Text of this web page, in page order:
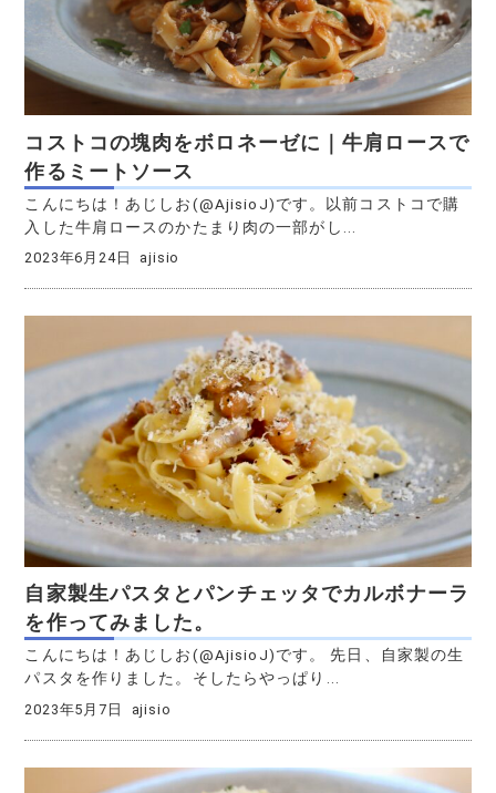
コストコの塊肉をボロネーゼに｜牛肩ロースで
作るミートソース
こんにちは！あじしお(@AjisioJ)です。以前コストコで購
入した牛肩ロースのかたまり肉の一部がし...
2023年6月24日 ajisio
自家製生パスタとパンチェッタでカルボナーラ
を作ってみました。
こんにちは！あじしお(@AjisioJ)です。 先日、自家製の生
パスタを作りました。そしたらやっぱり...
2023年5月7日 ajisio